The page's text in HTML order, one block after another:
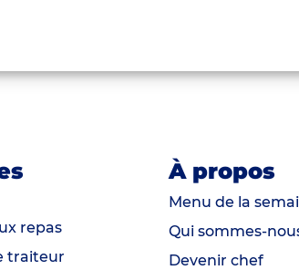
repas
traiteur
À propos
Menu de la
Qui sommes-
Devenir chef